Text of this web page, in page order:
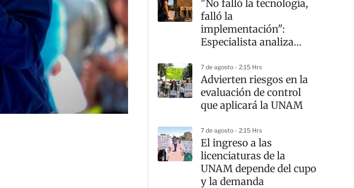
"No falló la tecnología,
falló la
implementación":
Especialista analiza
7 de agosto - 2:15 Hrs
Advierten riesgos en la
evaluación de control
que aplicará la UNAM
7 de agosto - 2:15 Hrs
El ingreso a las
licenciaturas de la
UNAM depende del cupo
y la demanda